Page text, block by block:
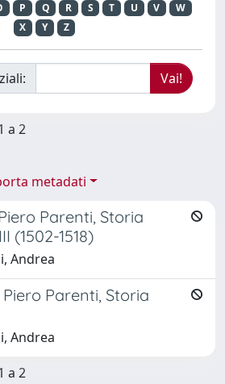
P Q R S T U V
W
X
Y Z
a 2
metadati
Parenti, Storia
(1502-1518)
Andrea
Parenti, Storia
Andrea
a 2